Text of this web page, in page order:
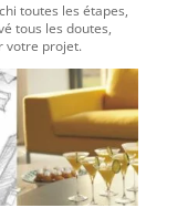
toutes les étapes,
tous les doutes,
votre projet.